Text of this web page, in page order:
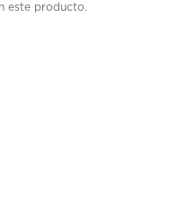
este producto.